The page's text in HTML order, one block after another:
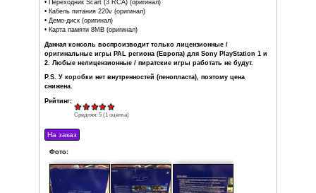
Дата выхода: 2000
Модель: FAT SCPH-39003
Регион: PAL
Цвет: Черный
Состояние: Очень хорошее
Гарантия: 1 месяц
• Коробка
• Документация
• Консоль Sony PlayStation 2 FAT
• Композитный AV кабель (оригинал)
• Переходник Scart (3 RCA) (оригинал)
• Кабель питания 220v (оригинал)